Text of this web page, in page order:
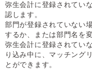
弥生会計に登録されてい
認します。
部門が登録されていない
するか、または部門名を
弥生会計に登録されてい
り込み中に、マッチング
とができます。